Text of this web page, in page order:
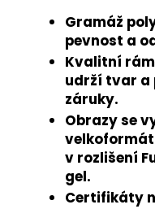
Gramáž
pevnost a
Kvalitní
udrží tvar a
záruky.
Obrazy se
v rozlišení
gel.
Certifikáty